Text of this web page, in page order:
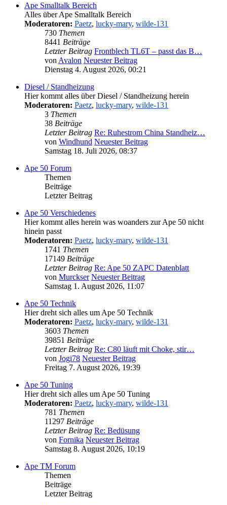
Ape Smalltalk Bereich
Alles über Ape Smalltalk Bereich
Moderatoren: Paetz, lucky-mary, wilde-131
730 Themen
8441 Beiträge
Letzter Beitrag Frontblech TL6T – passt das B…
von Avalon Neuester Beitrag
Dienstag 4. August 2026, 00:21
Diesel / Standheizung
Hier kommt alles über Diesel / Standheizung herein
Moderatoren: Paetz, lucky-mary, wilde-131
3 Themen
38 Beiträge
Letzter Beitrag Re: Ruhestrom China Standheiz…
von Windhund Neuester Beitrag
Samstag 18. Juli 2026, 08:37
Ape 50 Forum
Themen
Beiträge
Letzter Beitrag
Ape 50 Verschiedenes
Hier kommt alles herein was woanders zur Ape 50 nicht
hinein passt
Moderatoren: Paetz, lucky-mary, wilde-131
1741 Themen
17149 Beiträge
Letzter Beitrag Re: Ape 50 ZAPC Datenblatt
von Murckser Neuester Beitrag
Samstag 1. August 2026, 11:07
Ape 50 Technik
Hier dreht sich alles um Ape 50 Technik
Moderatoren: Paetz, lucky-mary, wilde-131
3603 Themen
39851 Beiträge
Letzter Beitrag Re: C80 läuft mit Choke, stir…
von Jogi78 Neuester Beitrag
Freitag 7. August 2026, 19:39
Ape 50 Tuning
Hier dreht sich alles um Ape 50 Tuning
Moderatoren: Paetz, lucky-mary, wilde-131
781 Themen
11297 Beiträge
Letzter Beitrag Re: Bedüsung
von Fornika Neuester Beitrag
Samstag 8. August 2026, 10:19
Ape TM Forum
Themen
Beiträge
Letzter Beitrag